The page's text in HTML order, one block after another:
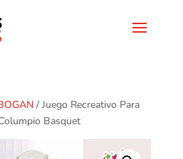
/ Juego Recreativo Para
Basquet